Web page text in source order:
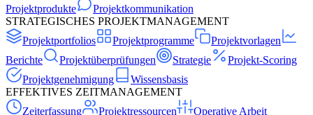
Projektprodukte
Projektkommunikation
STRATEGISCHES PROJEKTMANAGEMENT
Projektportfolios
Projektprogramme
Projektvorlagen
Berichte
Projektüberprüfungen Strategie
Projekt-Scoring
Projektgenehmigung
Wissensbasis
EFFEKTIVES ZEITMANAGEMENT
Zeiterfassung
Projektressourcen Operative Arbeit